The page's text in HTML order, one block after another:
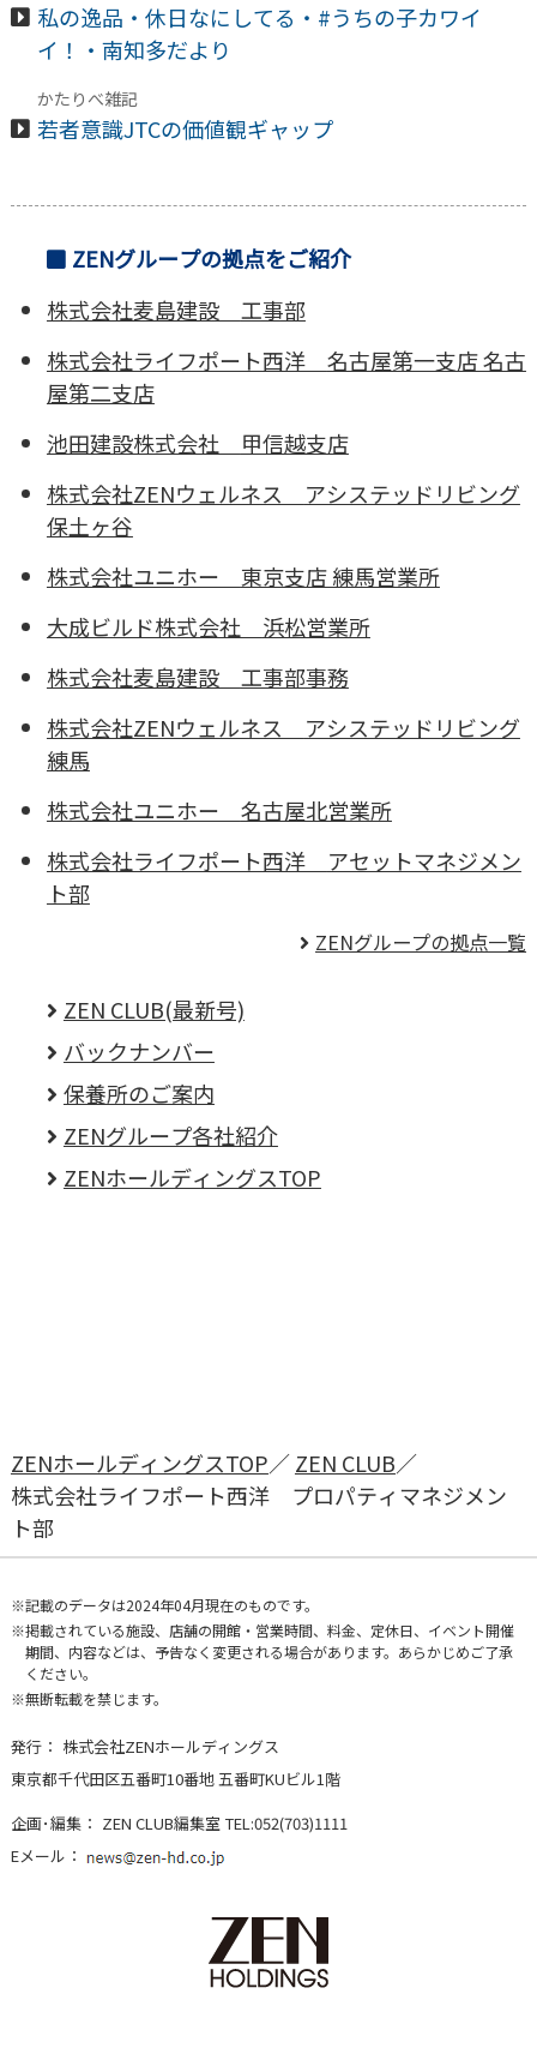
私の逸品・休日なにしてる・#うちの子カワイ
イ！・南知多だより
かたりべ雑記
若者意識JTCの価値観ギャップ
ZENグループの拠点をご紹介
株式会社麦島建設 工事部
株式会社ライフポート西洋 名古屋第一支店 名古
屋第二支店
池田建設株式会社 甲信越支店
株式会社ZENウェルネス アシステッドリビング
保土ヶ谷
株式会社ユニホー 東京支店 練馬営業所
大成ビルド株式会社 浜松営業所
株式会社麦島建設 工事部事務
株式会社ZENウェルネス アシステッドリビング
練馬
株式会社ユニホー 名古屋北営業所
株式会社ライフポート西洋 アセットマネジメン
ト部
ZENグループの拠点一覧
ZEN CLUB(最新号)
バックナンバー
保養所のご案内
ZENグループ各社紹介
ZENホールディングスTOP
ZENホールディングスTOP
ZEN CLUB
株式会社ライフポート西洋 プロパティマネジメン
ト部
記載のデータは2024年04月現在のものです。
掲載されている施設、店舗の開館・営業時間、料金、定休日、イベント開催
期間、内容などは、予告なく変更される場合があります。あらかじめご了承
ください。
無断転載を禁じます。
発行： 株式会社ZENホールディングス
東京都千代田区五番町10番地 五番町KUビル1階
企画･編集： ZEN CLUB編集室 TEL:052(703)1111
Eメール：